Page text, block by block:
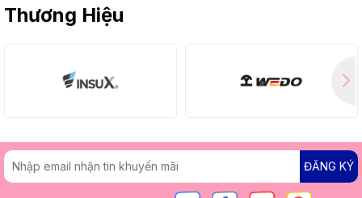
Thương Hiệu
ĐĂNG KÝ